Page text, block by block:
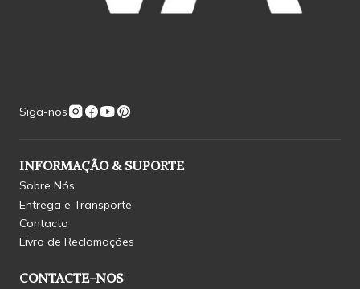
Siga-nos
INFORMAÇÃO & SUPORTE
Sobre Nós
Entrega e Transporte
Contacto
Livro de Reclamações
CONTACTE-NOS